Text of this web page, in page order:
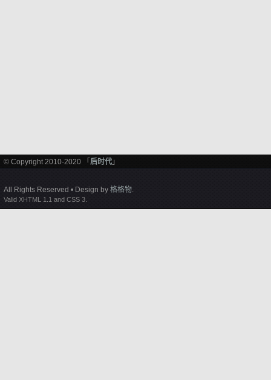
© Copyright 2010-2020 「 后时代 」
All Rights Reserved • Design by 格格物.
Valid XHTML 1.1 and CSS 3.